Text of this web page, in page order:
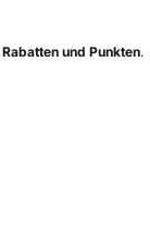
Rabatten und Punkten.